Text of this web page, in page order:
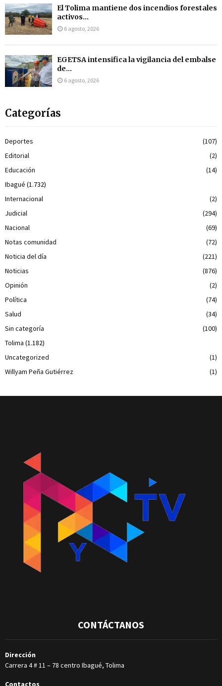
El Tolima mantiene dos incendios forestales
activos...
6 agosto, 2026
EGETSA intensifica la vigilancia del embalse
de...
6 agosto, 2026
Categorías
Deportes
(107)
Editorial
(2)
Educación
(14)
Ibagué (1.732)
Internacional
(2)
Judicial
(294)
Nacional
(69)
Notas comunidad
(72)
Noticia del día
(221)
Noticias
(876)
Opinión
(2)
Política
(74)
Salud
(34)
Sin categoría
(100)
Tolima (1.182)
Uncategorized
(1)
Willyam Peña Gutiérrez
(1)
CONTÁCTANOS
Dirección
Carrera 4 # 11 – 78 centro Ibagué, Tolima
Contactos